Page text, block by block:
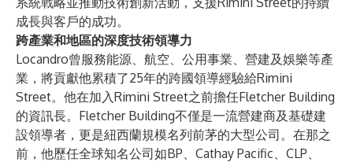
成長與客戶的成功。
跨產業和地區的深度技術領導力
Locandro曾服務能源、航空、公用事業、營建及娛樂等產
業，將貢獻他累積了25年的跨國領導經驗給Rimini
Street。他在加入Rimini Street之前擔任Fletcher Building
的資訊長。Fletcher Building不僅是一流營建商及基礎建
設領導者，更是紐西蘭規模名列前茅的大型公司。在那之
前，他歷任全球知名公司如BP、Cathay Pacific、CLP、